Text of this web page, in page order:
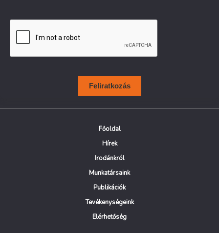
Feliratkozás
Főoldal
Hírek
Irodánkról
Munkatársaink
Publikációk
Tevékenységeink
Elérhetőség